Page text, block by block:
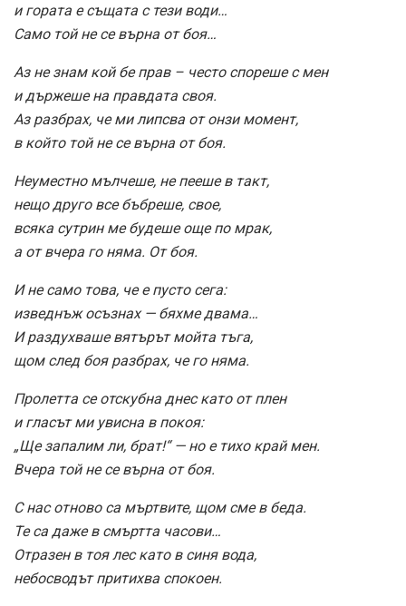
и гората е същата с тези води…
Само той не се върна от боя…
Аз не знам кой бе прав – често спореше с мен
и държеше на правдата своя.
Аз разбрах, че ми липсва от онзи момент,
в който той не се върна от боя.
Неуместно мълчеше, не пееше в такт,
нещо друго все бъбреше, свое,
всяка сутрин ме будеше още по мрак,
а от вчера го няма. От боя.
И не само това, че е пусто сега:
изведнъж осъзнах — бяхме двама…
И раздухваше вятърът мойта тъга,
щом след боя разбрах, че го няма.
Пролетта се отскубна днес като от плен
и гласът ми увисна в покоя:
„Ще запалим ли, брат!“ — но е тихо край мен.
Вчера той не се върна от боя.
С нас отново са мъртвите, щом сме в беда.
Те са даже в смъртта часови…
Отразен в тоя лес като в синя вода,
небосводът притихва спокоен.